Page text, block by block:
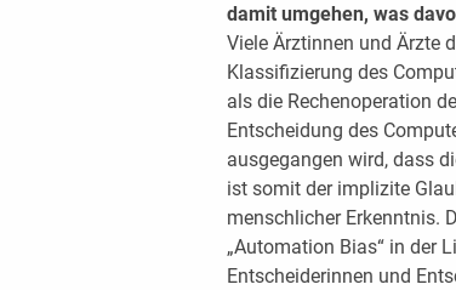
damit umgehen, was
Viele Ärztinnen und Ärzte
Klassifizierung des
als die Rechenoperation
Entscheidung des
ausgegangen wird, dass
ist somit der implizite
menschlicher Erkenntnis.
„Automation Bias“ in der
Entscheiderinnen und